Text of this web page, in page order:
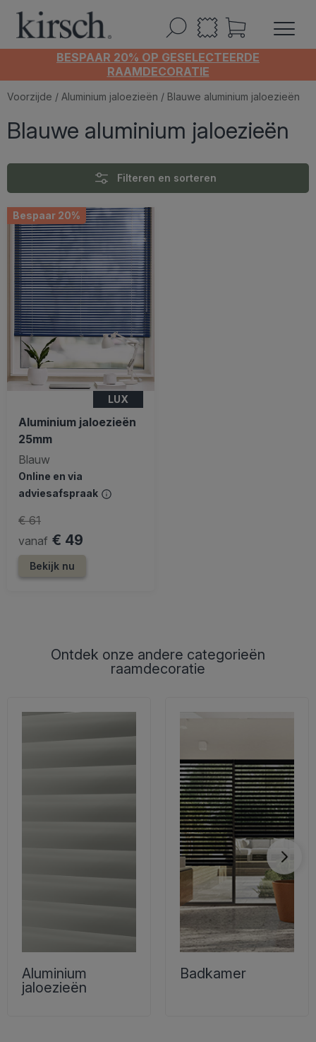
BESPAAR 20% OP GESELECTEERDE
RAAMDECORATIE
Voorzijde / Aluminium jaloezieën / Blauwe aluminium jaloezieën
Blauwe aluminium jaloezieën
Filteren en sorteren
Bespaar 20%
LUX
Aluminium jaloezieën
25mm
Blauw
Online en via
adviesafspraak
vanaf € 49
€ 61
Bekijk nu
Ontdek onze andere categorieën
raamdecoratie
Aluminium
jaloezieën
Badkamer